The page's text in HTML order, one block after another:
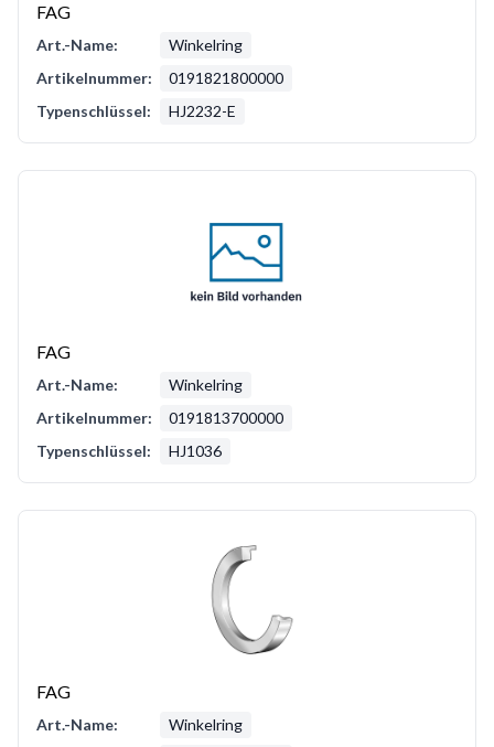
FAG
Art.-Name:
Winkelring
Artikelnummer:
0191821800000
Typenschlüssel:
HJ2232-E
FAG
Art.-Name:
Winkelring
Artikelnummer:
0191813700000
Typenschlüssel:
HJ1036
FAG
Art.-Name:
Winkelring